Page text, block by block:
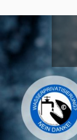
to
content